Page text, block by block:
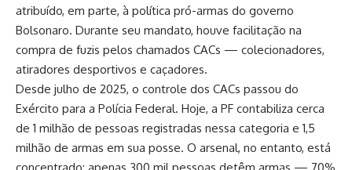
atribuído, em parte, à política pró-armas do governo
Bolsonaro. Durante seu mandato, houve facilitação na
compra de fuzis pelos chamados CACs — colecionadores,
atiradores desportivos e caçadores.
Desde julho de 2025, o controle dos CACs passou do
Exército para a Polícia Federal. Hoje, a PF contabiliza cerca
de 1 milhão de pessoas registradas nessa categoria e 1,5
milhão de armas em sua posse. O arsenal, no entanto, está